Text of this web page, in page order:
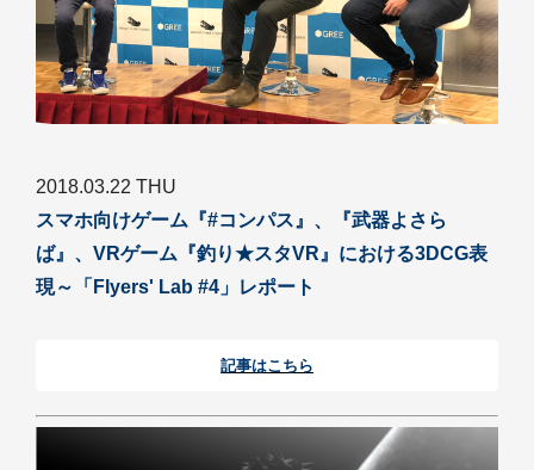
2018.03.22 THU
スマホ向けゲーム『#コンパス』、『武器よさら
ば』、VRゲーム『釣り★スタVR』における3DCG表
現～「Flyers' Lab #4」レポート
記事はこちら